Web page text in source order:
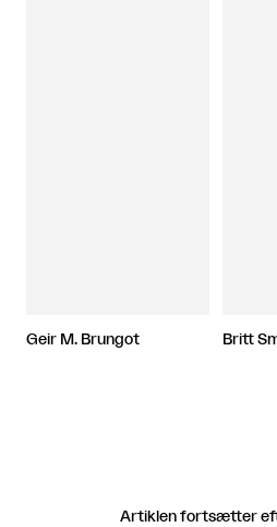
Geir M. Brungot Britt
Artiklen fortsætter